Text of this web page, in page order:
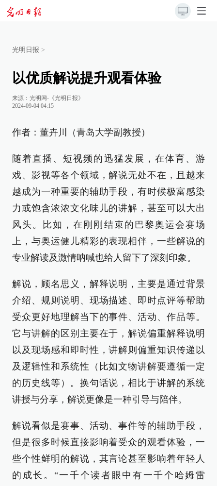
光明日报 >
以优质解说提升观看体验
来源： 光明网-《光明日报》
2024-09-04 04:15
作者：董卉川（青岛大学副教授）
随着直播、短视频的迅猛发展，在体育、游
戏、影视等各个领域，解说无处不在，且越来
越成为一种重要的辅助手段，有时候极富感染
力或饱含浓浓文化味儿的讲解，甚至可以大出
风头。比如，在刚刚结束的巴黎奥运会赛场
上，与奥运健儿精彩的表现相伴，一些解说的
专业解读及激情呐喊也给人留下了深刻印象。
解说，顾名思义，解释说明，主要是通过背景
介绍、规则说明、现场描述、即时点评等帮助
受众更好地理解当下的事件、活动、作品等。
它与讲解的区别主要在于，解说偏重解释说明
以及现场感和即时性，讲解则偏重知识传递以
及逻辑性和系统性（比如文物讲解要遵循一定
的历史线等）。换句话说，相比于讲解的系统
讲授与分享，解说更像是一种引导与陪伴。
解说看似是赛事、活动、事件等的辅助手段，
但是很多时候直接影响着受众的观看体验，一
些个性鲜明的解说，其言论甚至影响着年轻人
的成长。“一千个读者眼中有一千个哈姆雷